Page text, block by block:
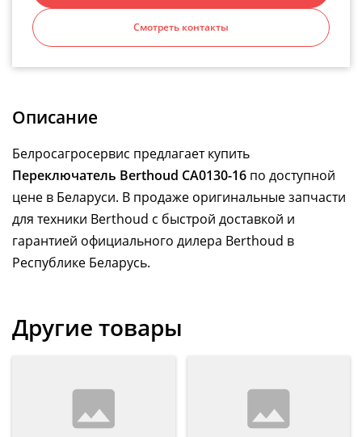
Смотреть контакты
Описание
Белросагросервис предлагает купить
Переключатель Berthoud CA0130-16 по доступной
цене в Беларуси. В продаже оригинальные запчасти
для техники Berthoud с быстрой доставкой и
гарантией официального дилера Berthoud в
Республике Беларусь.
Другие товары